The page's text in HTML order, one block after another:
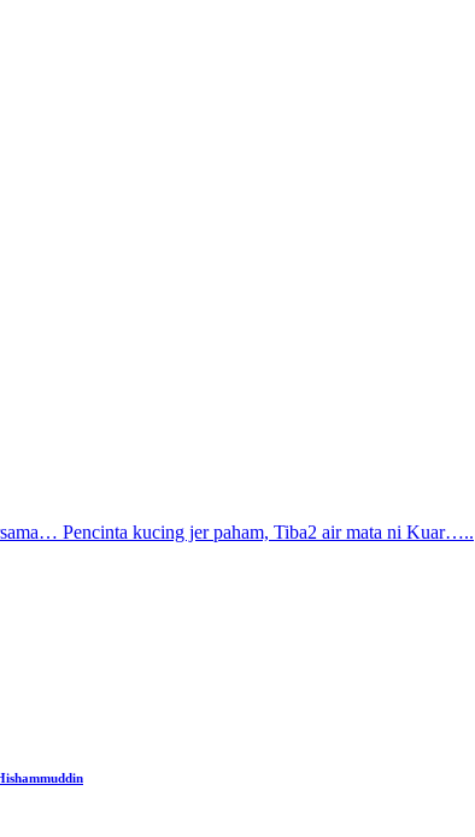
Pencinta kucing jer paham, Tiba2 air mata ni Kuar…..